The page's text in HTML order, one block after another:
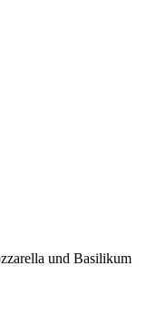
und Basilikum